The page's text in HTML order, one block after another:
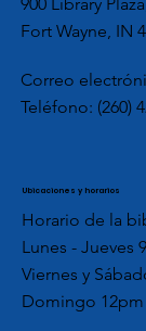
900 Library
Fort Wayne, IN
Correo
Teléfono: (260)
Ubicaciones y horarios
Horario de la
Lunes - Jueves
Viernes y
Domingo 12pm